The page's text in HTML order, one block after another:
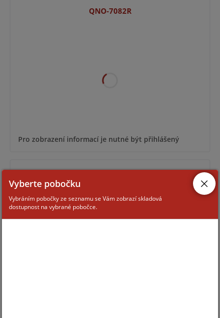
QNO-7082R
Pro zobrazení informací je nutné být přihlášený
QNO-C8023R
Vyberte pobočku
Vybráním pobočky ze seznamu se Vám zobrazí skladová
dostupnost na vybrané pobočce.